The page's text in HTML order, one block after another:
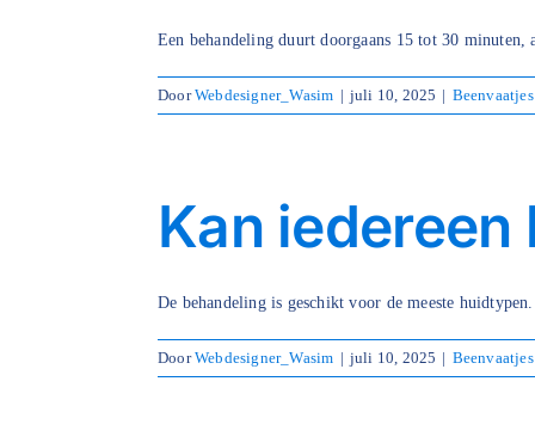
Een behandeling duurt doorgaans 15 tot 30
DoorWebdesigner_Wasim | juli 10, 2025 | Beenvaatjes
Kan
De behandeling is geschikt voor de meeste
DoorWebdesigner_Wasim | juli 10, 2025 | Beenvaatjes